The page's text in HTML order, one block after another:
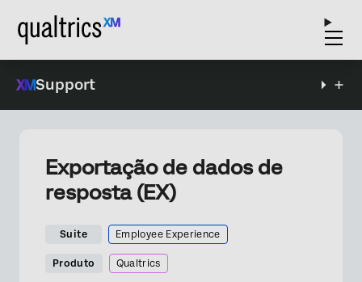
Support
Exportação de dados de
resposta (EX)
Suite Employee Experience
Produto Qualtrics